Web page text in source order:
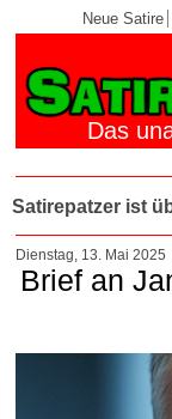
Neue Satire
Das
Satirepatzer ist
Dienstag, 13. Mai 2025
Brief an